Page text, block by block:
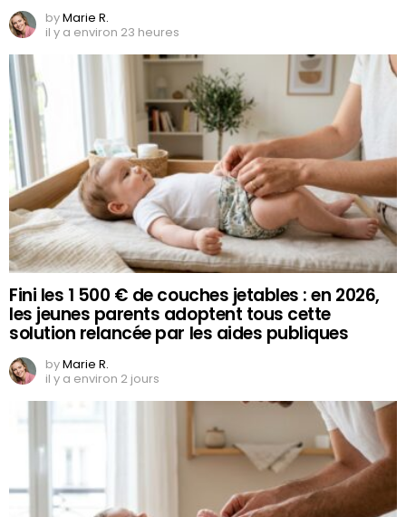
byMarie R.
il y a environ 23 heures
Fini les 1 500 € de couches jetables : en 2026,
les jeunes parents adoptent tous cette
solution relancée par les aides publiques
byMarie R.
il y a environ 2 jours